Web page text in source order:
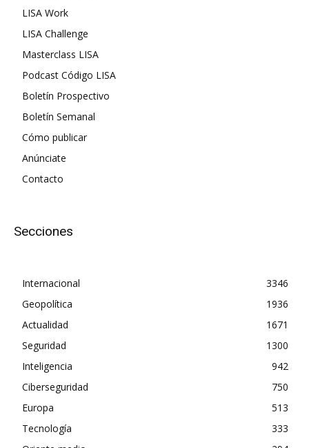
LISA Work
LISA Challenge
Masterclass LISA
Podcast Código LISA
Boletín Prospectivo
Boletín Semanal
Cómo publicar
Anúnciate
Contacto
Secciones
Internacional
3346
Geopolítica
1936
Actualidad
1671
Seguridad
1300
Inteligencia
942
Ciberseguridad
750
Europa
513
Tecnología
333